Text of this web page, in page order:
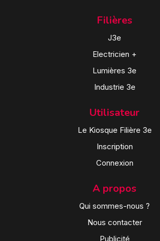
Filières
J3e
Electricien +
Lumières 3e
Industrie 3e
Utilisateur
Le Kiosque Filière 3e
Inscription
Connexion
A propos
Qui sommes-nous ?
Nous contacter
Publicité